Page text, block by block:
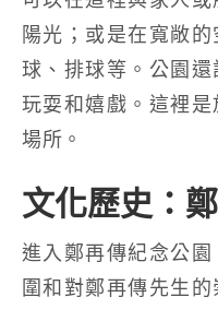
陽光；或是在寬敞
球、排球等。公園
玩耍和嬉戲。這裡
場所。
文化歷史：
進入鄭再傳紀念公
圍和對鄭再傳先生